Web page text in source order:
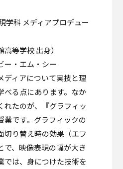
学科 メディアプロデュー
高等学校 出身）
ー・エム・シー
ディアについて実技と理
べる点にあります。なか
れたのが、『グラフィッ
業です。グラフィックの
切り替え時の効果（エフ
で、映像表現の幅が大き
では、身につけた技術を